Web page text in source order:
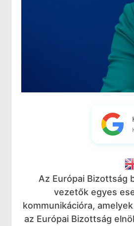
Az Európai Bizottság
vezetők egyes
kommunikációra,
az Európai Bizottság